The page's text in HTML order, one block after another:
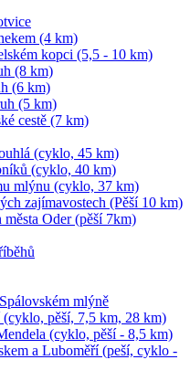
(4 km)
kopci (5,5 - 10 km)
(8 km)
(6 km)
(5 km)
cestě (7 km)
(cyklo, 45 km)
(cyklo, 40 km)
mlýnu (cyklo, 37 km)
zajímavostech (Pěší 10 km)
Oder (pěší 7km)
mlýně
pěší, 7,5 km, 28 km)
(cyklo, pěší - 8,5 km)
a Luboměří (peší, cyklo -